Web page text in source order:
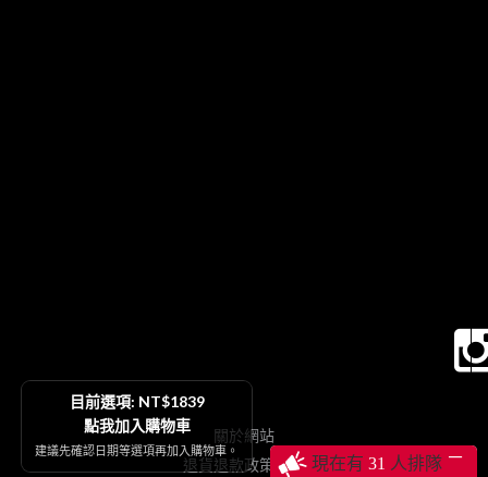
現在有 31 人排隊 ─
關於網站
退貨退款政策契約
目前選項: NT$1839
點我加入購物車
建議先確認日期等選項再加入購物車。